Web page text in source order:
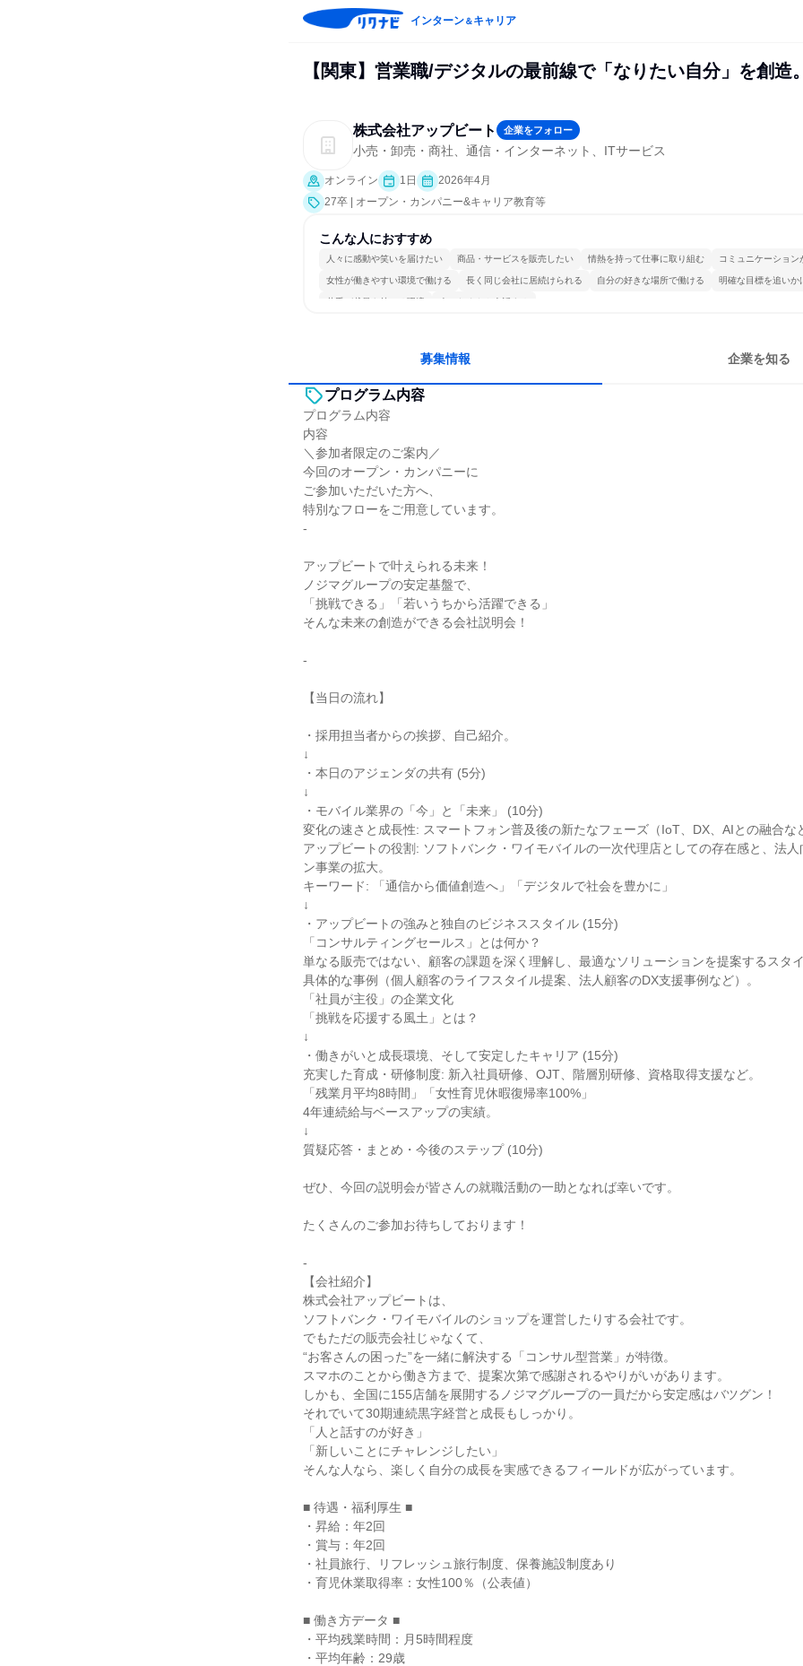
インターン＆キャリア
【関東】営業職/デジタルの最前線で「なりたい自分」を創造。
株式会社アップビート 企業をフォロー
小売・卸売・商社、通信・インターネット、ITサービス
オンライン 1日
2026年4月
27卒 | オープン・カンパニー&キャリア教育等
こんな人におすすめ
人々に感動や笑いを届けたい 商品・サービスを販売したい 情熱を持って仕事に取り組む コミュニケーション
女性が働きやすい環境で働ける 長く同じ会社に居続けられる 自分の好きな場所で働ける 明確な目標を追いか
若手が裁量を持てる環境 人とたくさん会話する
募集情報 企業を知る
プログラム内容
プログラム内容
内容
＼参加者限定のご案内／
今回のオープン・カンパニーに
ご参加いただいた方へ、
特別なフローをご用意しています。
-
アップビートで叶えられる未来！
ノジマグループの安定基盤で、
「挑戦できる」「若いうちから活躍できる」
そんな未来の創造ができる会社説明会！
-
【当日の流れ】
・採用担当者からの挨拶、自己紹介。
↓
・本日のアジェンダの共有 (5分)
↓
・モバイル業界の「今」と「未来」 (10分)
変化の速さと成長性: スマートフォン普及後の新たなフェーズ（IoT、DX、AIとの融合な
アップビートの役割: ソフトバンク・ワイモバイルの一次代理店としての存在感と、法人
ン事業の拡大。
キーワード: 「通信から価値創造へ」「デジタルで社会を豊かに」
↓
・アップビートの強みと独自のビジネススタイル (15分)
「コンサルティングセールス」とは何か？
単なる販売ではない、顧客の課題を深く理解し、最適なソリューションを提案するスタイ
具体的な事例（個人顧客のライフスタイル提案、法人顧客のDX支援事例など）。
「社員が主役」の企業文化
「挑戦を応援する風土」とは？
↓
・働きがいと成長環境、そして安定したキャリア (15分)
充実した育成・研修制度: 新入社員研修、OJT、階層別研修、資格取得支援など。
「残業月平均8時間」「女性育児休暇復帰率100%」
4年連続給与ベースアップの実績。
↓
質疑応答・まとめ・今後のステップ (10分)
ぜひ、今回の説明会が皆さんの就職活動の一助となれば幸いです。
たくさんのご参加お待ちしております！
-
【会社紹介】
株式会社アップビートは、
ソフトバンク・ワイモバイルのショップを運営したりする会社です。
でもただの販売会社じゃなくて、
“お客さんの困った”を一緒に解決する「コンサル型営業」が特徴。
スマホのことから働き方まで、提案次第で感謝されるやりがいがあります。
しかも、全国に155店舗を展開するノジマグループの一員だから安定感はバツグン！
それでいて30期連続黒字経営と成長もしっかり。
「人と話すのが好き」
「新しいことにチャレンジしたい」
そんな人なら、楽しく自分の成長を実感できるフィールドが広がっています。
■ 待遇・福利厚生 ■
・昇給：年2回
・賞与：年2回
・社員旅行、リフレッシュ旅行制度、保養施設制度あり
・育児休業取得率：女性100％（公表値）
■ 働き方データ ■
・平均残業時間：月5時間程度
・平均年齢：29歳